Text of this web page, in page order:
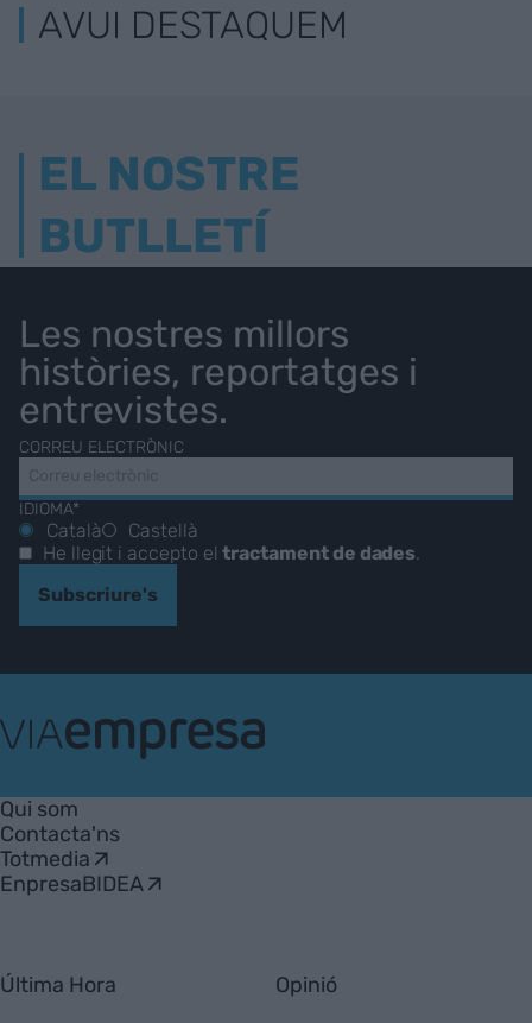
AVUI DESTAQUEM
EL NOSTRE
BUTLLETÍ
Les nostres millors
històries, reportatges i
entrevistes.
CORREU ELECTRÒNIC
IDIOMA*
Català
Castellà
He llegit i accepto eltractament de dades.
Subscriure's
Empresa
Qui som
Contacta'ns
Totmedia
EnpresaBIDEA
Última Hora Opinió